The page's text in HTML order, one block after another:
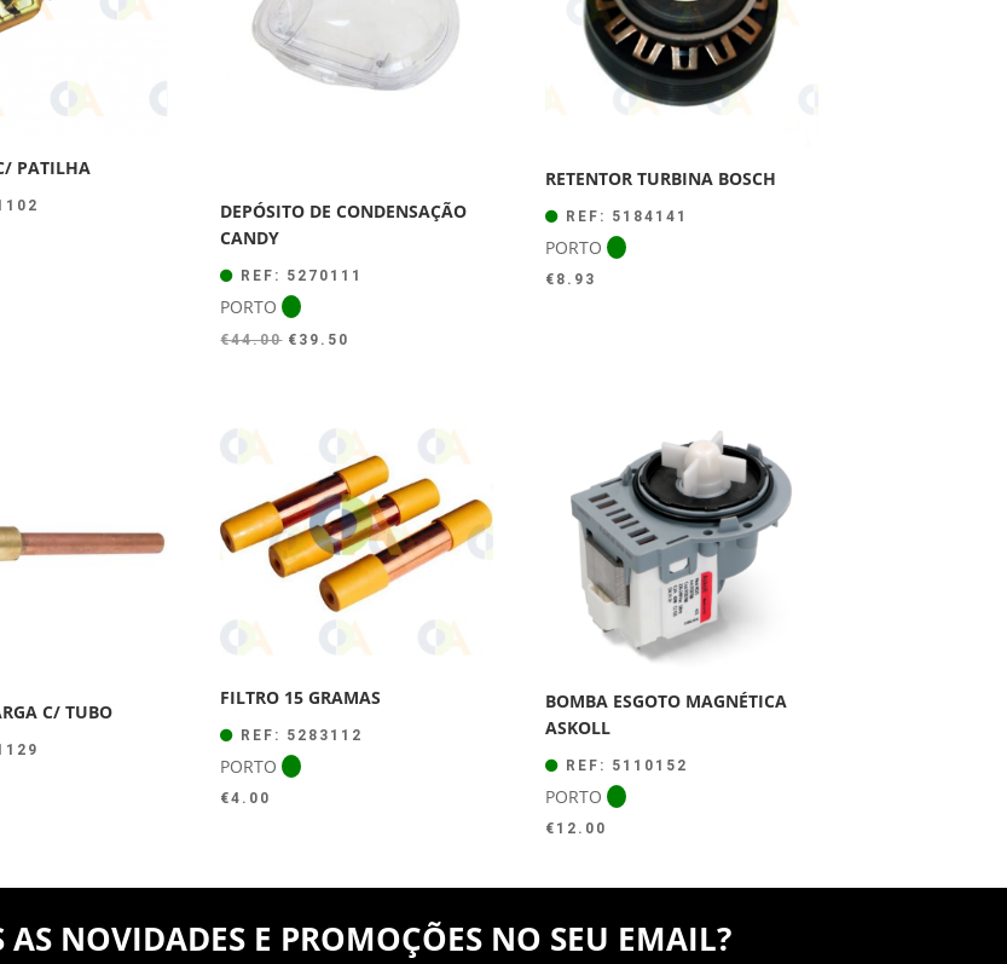
PATILHA
DEPÓSITO DE CONDENSAÇÃO
CANDY
REF: 5270111
PORTO
€44.00 O
€44.00.
€ 39.50
€39.50.
RETENTOR TURBINA BOSCH
REF: 5184141
PORTO
€ 8.93
C/ TUBO
FILTRO 15 GRAMAS
REF: 5283112
PORTO
€4.00
BOMBA ESGOTO MAGNÉTICA
ASKOLL
REF: 5110152
PORTO
€ 12.00
AS NOVIDADES E PROMOÇÕES NO SEU EMAIL?